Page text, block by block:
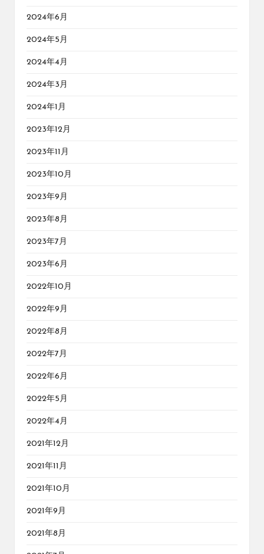
2024年6月
2024年5月
2024年4月
2024年3月
2024年1月
2023年12月
2023年11月
2023年10月
2023年9月
2023年8月
2023年7月
2023年6月
2022年10月
2022年9月
2022年8月
2022年7月
2022年6月
2022年5月
2022年4月
2021年12月
2021年11月
2021年10月
2021年9月
2021年8月